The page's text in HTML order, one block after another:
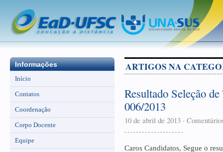
Informações
Início
Contatos
Coordenação
Corpo Docente
Equipe
ARTIGOS NA
Resultado Seleção
006/2013
10 de abril de 2013 ·
Caros Candidatos, Segue o